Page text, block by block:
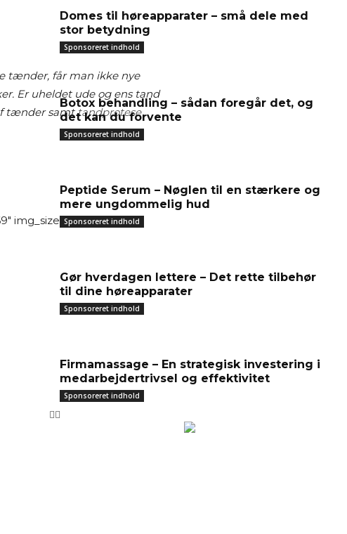
tænder, får man ikke nye
Er uheldet ude og ens tand
tænder samttandprotese
img_size=”large”]
Domes til høreapparater – små dele med
stor betydning
Sponsoreret indhold
Botox behandling – sådan foregår det, og
det kan du forvente
Sponsoreret indhold
Peptide Serum – Nøglen til en stærkere og
mere ungdommelig hud
Sponsoreret indhold
Gør hverdagen lettere – Det rette tilbehør
til dine høreapparater
Sponsoreret indhold
Firmamassage – En strategisk investering i
medarbejdertrivsel og effektivitet
Sponsoreret indhold